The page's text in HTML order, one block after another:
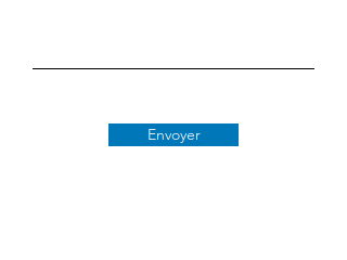
Envoyer